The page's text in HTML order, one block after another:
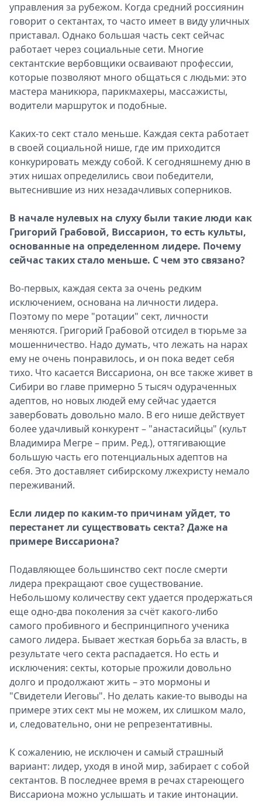
управления за рубежом. Когда средний россиянин
говорит о сектантах, то часто имеет в виду уличных
приставал. Однако большая часть сект сейчас
работает через социальные сети. Многие
сектантские вербовщики осваивают профессии,
которые позволяют много общаться с людьми: это
мастера маникюра, парикмахеры, массажисты,
водители маршруток и подобные.
Каких-то сект стало меньше. Каждая секта работает
в своей социальной нише, где им приходится
конкурировать между собой. К сегодняшнему дню в
этих нишах определились свои победители,
вытеснившие из них незадачливых соперников.
В начале нулевых на слуху были такие люди как
Григорий Грабовой, Виссарион, то есть культы,
основанные на определенном лидере. Почему
сейчас таких стало меньше. С чем это связано?
Во-первых, каждая секта за очень редким
исключением, основана на личности лидера.
Поэтому по мере "ротации" сект, личности
меняются. Григорий Грабовой отсидел в тюрьме за
мошенничество. Надо думать, что лежать на нарах
ему не очень понравилось, и он пока ведет себя
тихо. Что касается Виссариона, он все также живет в
Сибири во главе примерно 5 тысяч одураченных
адептов, но новых людей ему сейчас удается
завербовать довольно мало. В его нише действует
более удачливый конкурент – "анастасийцы" (культ
Владимира Мегре – прим. Ред.), оттягивающие
большую часть его потенциальных адептов на
себя. Это доставляет сибирскому лжехристу немало
переживаний.
Если лидер по каким-то причинам уйдет, то
перестанет ли существовать секта? Даже на
примере Виссариона?
Подавляющее большинство сект после смерти
лидера прекращают свое существование.
Небольшому количеству сект удается продержаться
еще одно-два поколения за счёт какого-либо
самого пробивного и беспринципного ученика
самого лидера. Бывает жесткая борьба за власть, в
результате чего секта распадается. Но есть и
исключения: секты, которые прожили довольно
долго и продолжают жить – это мормоны и
"Свидетели Иеговы". Но делать какие-то выводы на
примере этих сект мы не можем, их слишком мало,
и, следовательно, они не репрезентативны.
К сожалению, не исключен и самый страшный
вариант: лидер, уходя в иной мир, забирает с собой
сектантов. В последнее время в речах стареющего
Виссариона можно услышать и такие интонации.